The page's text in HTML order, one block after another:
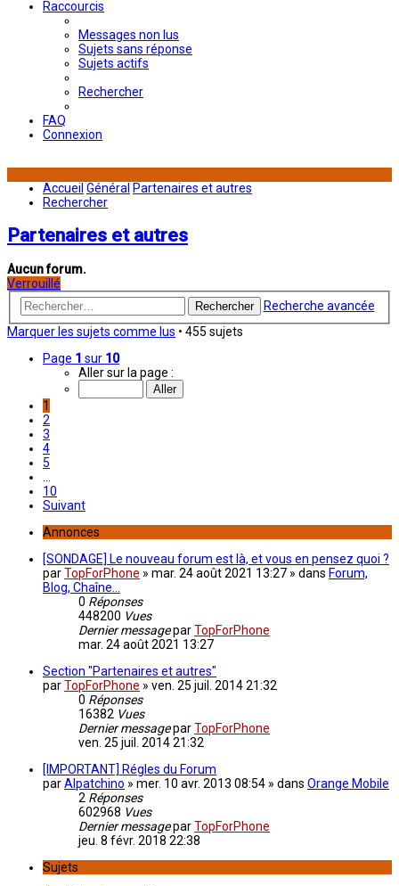
Raccourcis
Messages non lus
Sujets sans réponse
Sujets actifs
Rechercher
FAQ
Connexion
Accueil Général Partenaires et autres
Rechercher
Partenaires et autres
Aucun forum.
Verrouillé
Rechercher
Recherche avancée
Marquer les sujets comme lus • 455 sujets
Page 1 sur 10
Aller sur la page :
1
2
3
4
5
…
10
Suivant
Annonces
[SONDAGE] Le nouveau forum est là, et vous en pensez quoi ?
parTopForPhone » mar. 24 août 2021 13:27 » dans Forum,
Blog, Chaîne...
0 Réponses
448200 Vues
Dernier messageparTopForPhone
mar. 24 août 2021 13:27
Section "Partenaires et autres"
parTopForPhone » ven. 25 juil. 2014 21:32
0 Réponses
16382 Vues
Dernier messageparTopForPhone
ven. 25 juil. 2014 21:32
[IMPORTANT] Régles du Forum
parAlpatchino » mer. 10 avr. 2013 08:54 » dans Orange Mobile
2 Réponses
602968 Vues
Dernier messageparTopForPhone
jeu. 8 févr. 2018 22:38
Sujets